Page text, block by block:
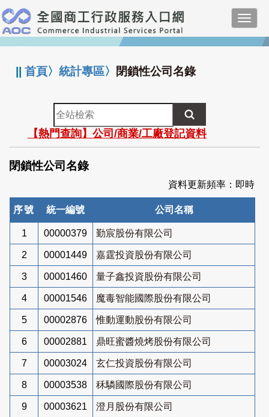
跳
到
主
要
:::
||首頁〉統計專區〉 閉鎖性公司名錄
全
站
檢
索
【熱門查詢】公司/商業/工廠登記資料
閉鎖性公司名錄
資料更新頻率：即時
序號 統一編號 公司名稱
1 00000379 勤宸股份有限公司
2 00001449 嘉霆投資股份有限公司
3 00001460 量子鑫投資股份有限公司
4 00001546 魔毒智能國際股份有限公司
5 00002876 惟動運動股份有限公司
6 00002881 鼎旺蜜醬燒烤股份有限公司
7 00003024 玄仁投資股份有限公司
8 00003538 秝驎國際股份有限公司
9 00003621 澄月股份有限公司